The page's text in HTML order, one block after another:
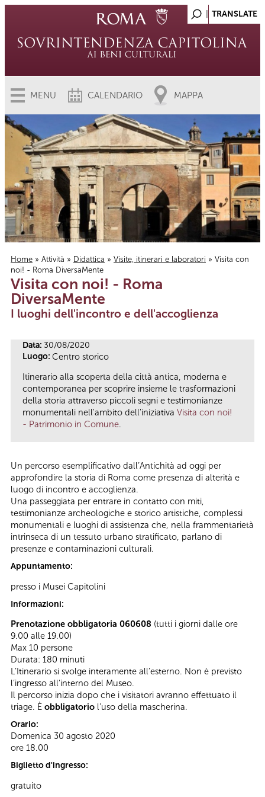
MENU CALENDARIO MAPPA
Tu sei qui
Home » Attività » Didattica » Visite, itinerari e laboratori » Visita con
noi! - Roma DiversaMente
Visita con noi! - Roma
DiversaMente
I luoghi dell'incontro e dell'accoglienza
Data: 30/08/2020
Luogo: Centro storico
Itinerario alla scoperta della città antica, moderna e
contemporanea per scoprire insieme le trasformazioni
della storia attraverso piccoli segni e testimonianze
monumentali nell'ambito dell'iniziativa Visita con noi!
- Patrimonio in Comune.
Un percorso esemplificativo dall’Antichità ad oggi per
approfondire la storia di Roma come presenza di alterità e
luogo di incontro e accoglienza.
Una passeggiata per entrare in contatto con miti,
testimonianze archeologiche e storico artistiche, complessi
monumentali e luoghi di assistenza che, nella frammentarietà
intrinseca di un tessuto urbano stratificato, parlano di
presenze e contaminazioni culturali.
Appuntamento:
presso i Musei Capitolini
Informazioni:
Prenotazione obbligatoria 060608 (tutti i giorni dalle ore
9.00 alle 19.00)
Max 10 persone
Durata: 180 minuti
L’Itinerario si svolge interamente all’esterno. Non è previsto
l’ingresso all’interno del Museo.
Il percorso inizia dopo che i visitatori avranno effettuato il
triage. È obbligatorio l’uso della mascherina.
Orario:
Domenica 30 agosto 2020
ore 18.00
Biglietto d'ingresso:
gratuito